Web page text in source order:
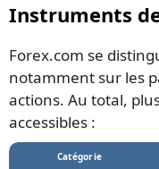
Instruments
Forex.com se
notamment sur les
actions. Au total,
accessibles :
Catégorie